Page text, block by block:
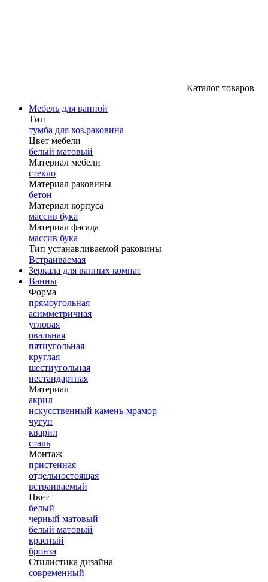
Каталог товаров
Мебель для ванной
Тип
тумба для хоз.раковина
Цвет мебели
белый матовый
Материал мебели
стекло
Материал раковины
бетон
Материал корпуса
массив бука
Материал фасада
массив бука
Тип устанавливаемой раковины
Встраиваемая
Зеркала для ванных комнат
Ванны
Форма
прямоугольная
асимметричная
угловая
овальная
пятиугольная
круглая
шестиугольная
нестандартная
Материал
акрил
искусственный камень-мрамор
чугун
кварил
сталь
Монтаж
пристенная
отдельностоящая
встраиваемый
Цвет
белый
черный матовый
белый матовый
красный
бронза
Стилистика дизайна
современный